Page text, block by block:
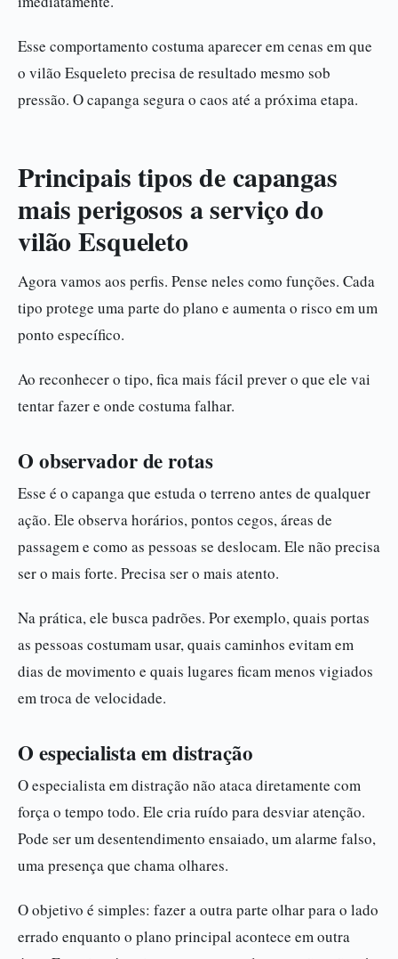
Esse comportamento costuma aparecer em cenas em que
o vilão Esqueleto precisa de resultado mesmo sob
pressão. O capanga segura o caos até a próxima etapa.
Principais tipos de capangas
mais perigosos a serviço do
vilão Esqueleto
Agora vamos aos perfis. Pense neles como funções. Cada
tipo protege uma parte do plano e aumenta o risco em um
ponto específico.
Ao reconhecer o tipo, fica mais fácil prever o que ele vai
tentar fazer e onde costuma falhar.
O observador de rotas
Esse é o capanga que estuda o terreno antes de qualquer
ação. Ele observa horários, pontos cegos, áreas de
passagem e como as pessoas se deslocam. Ele não precisa
ser o mais forte. Precisa ser o mais atento.
Na prática, ele busca padrões. Por exemplo, quais portas
as pessoas costumam usar, quais caminhos evitam em
dias de movimento e quais lugares ficam menos vigiados
em troca de velocidade.
O especialista em distração
O especialista em distração não ataca diretamente com
força o tempo todo. Ele cria ruído para desviar atenção.
Pode ser um desentendimento ensaiado, um alarme falso,
uma presença que chama olhares.
O objetivo é simples: fazer a outra parte olhar para o lado
errado enquanto o plano principal acontece em outra